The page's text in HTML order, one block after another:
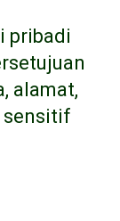
pribadi
alamat,
sensitif